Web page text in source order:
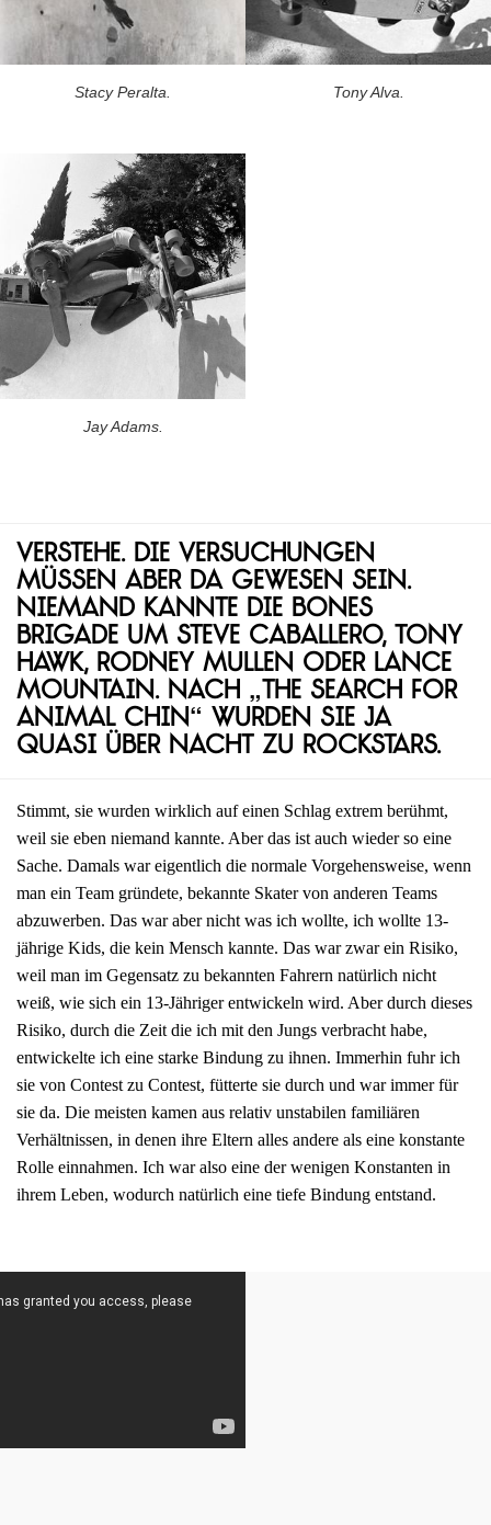
Stacy Peralta. Tony Alva.
Jay Adams.
Verstehe. Die Versuchungen
müssen aber da gewesen sein.
Niemand kannte die Bones
Brigade um Steve Caballero, Tony
Hawk, Rodney Mullen oder Lance
Mountain. Nach „The Search for
Animal Chin“ wurden sie ja
quasi über Nacht zu Rockstars.
Stimmt, sie wurden wirklich auf einen Schlag extrem berühmt,
weil sie eben niemand kannte. Aber das ist auch wieder so eine
Sache. Damals war eigentlich die normale Vorgehensweise, wenn
man ein Team gründete, bekannte Skater von anderen Teams
abzuwerben. Das war aber nicht was ich wollte, ich wollte 13-
jährige Kids, die kein Mensch kannte. Das war zwar ein Risiko,
weil man im Gegensatz zu bekannten Fahrern natürlich nicht
weiß, wie sich ein 13-Jähriger entwickeln wird. Aber durch dieses
Risiko, durch die Zeit die ich mit den Jungs verbracht habe,
entwickelte ich eine starke Bindung zu ihnen. Immerhin fuhr ich
sie von Contest zu Contest, fütterte sie durch und war immer für
sie da. Die meisten kamen aus relativ unstabilen familiären
Verhältnissen, in denen ihre Eltern alles andere als eine konstante
Rolle einnahmen. Ich war also eine der wenigen Konstanten in
ihrem Leben, wodurch natürlich eine tiefe Bindung entstand.